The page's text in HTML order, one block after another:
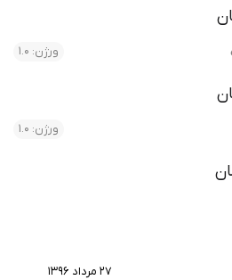
ورژن: 1.0
ورژن: 1.0
۲۷ مرداد ۱۳۹۶